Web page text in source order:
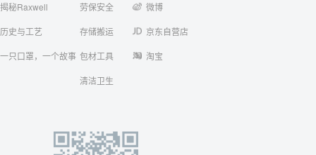
揭秘Raxwell
历史与工艺
一只口罩，一个故事
劳保安全
存储搬运
包材工具
清洁卫生
微博
京东自营店
淘宝